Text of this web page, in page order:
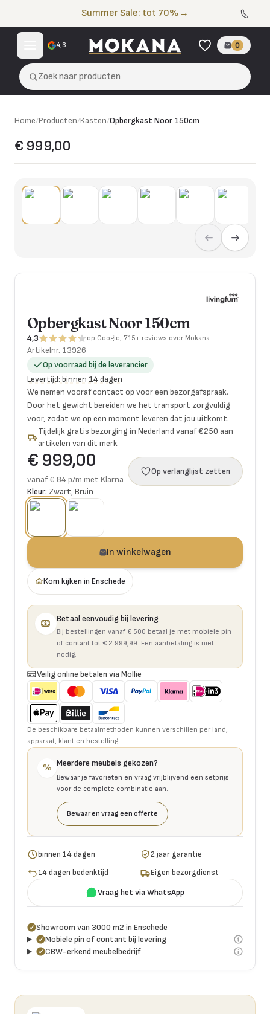
Summer Sale: tot 70% →
4,3 0
Zoek naar producten
Home/Producten/Kasten/Opbergkast Noor 150cm
€ 999,00
Opbergkast Noor 150cm
4,3 op Google, 715+ reviews over Mokana
Artikelnr. 13926
Op voorraad bij de leverancier
Levertijd: binnen 14 dagen
We nemen vooraf contact op voor een bezorgafspraak.
Door het gewicht bereiden we het transport zorgvuldig
voor, zodat we op een moment leveren dat jou uitkomt.
Tijdelijk gratis bezorging in Nederland vanaf €250 aan
artikelen van dit merk
€ 999,00
vanaf € 84 p/m met Klarna
Op verlanglijst zetten
Kleur: Zwart, Bruin
In winkelwagen
Kom kijken in Enschede
Betaal eenvoudig bij levering
Bij bestellingen vanaf € 500 betaal je met mobiele pin
of contant tot € 2.999,99. Een aanbetaling is niet
nodig.
Veilig online betalen via Mollie
De beschikbare betaalmethoden kunnen verschillen per land,
apparaat, klant en bestelling.
% Meerdere meubels gekozen?
Bewaar je favorieten en vraag vrijblijvend een setprijs
voor de complete combinatie aan.
Bewaar en vraag een offerte
binnen 14 dagen
2 jaar garantie
14 dagen bedenktijd
Eigen bezorgdienst
Vraag het via WhatsApp
Showroom van 3000 m2 in Enschede
Mobiele pin of contant bij levering
CBW-erkend meubelbedrijf